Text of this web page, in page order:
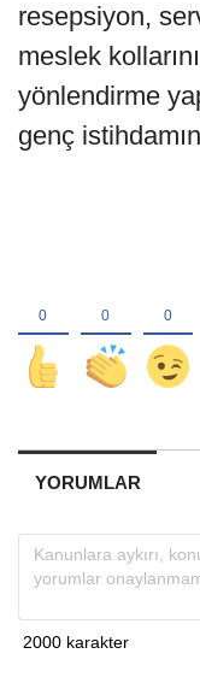
resepsiyon,
meslek
yönlendirme
genç
YORUMLAR